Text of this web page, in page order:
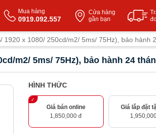
Mua hàng
0919.092.557
Cửa hàng
gần bạn
x 1080/ 250cd/m2/ 5ms/ 75Hz), bảo hành
m2/ 5ms/ 75Hz), bảo hành 24
HÌNH THỨC
Giá bán online
1,850,000 đ
Giá lắp đặt